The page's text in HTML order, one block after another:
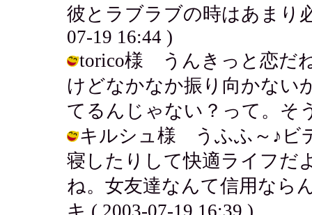
彼とラブラブの時はあまり
07-19 16:44 )
torico様 うんきっと恋だ
けどなかなか振り向かない
てるんじゃない？って。そ
キルシュ様 うふふ～♪ビ
寝したりして快適ライフだ
ね。女友達なんて信用なら
キ ( 2003-07-19 16:39 )